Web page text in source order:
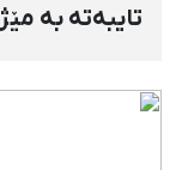
تایبەتە بە